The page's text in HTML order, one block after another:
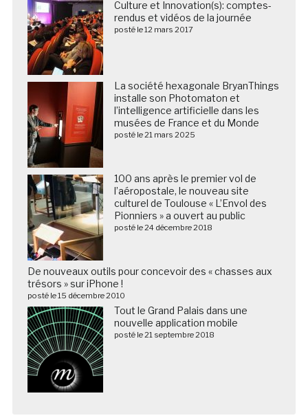
Culture et Innovation(s): comptes-
rendus et vidéos de la journée
posté le 12 mars 2017
La société hexagonale BryanThings
installe son Photomaton et
l’intelligence artificielle dans les
musées de France et du Monde
posté le 21 mars 2025
100 ans après le premier vol de
l’aéropostale, le nouveau site
culturel de Toulouse « L’Envol des
Pionniers » a ouvert au public
posté le 24 décembre 2018
De nouveaux outils pour concevoir des « chasses aux
trésors » sur iPhone !
posté le 15 décembre 2010
Tout le Grand Palais dans une
nouvelle application mobile
posté le 21 septembre 2018